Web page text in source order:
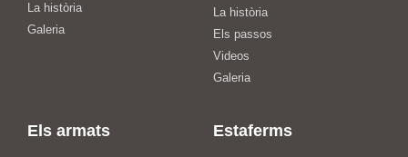
La història
Galeria
La història
Els passos
Videos
Galeria
Els armats Estaferms